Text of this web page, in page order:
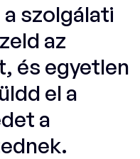
szolgálati
az
és egyetlen
el a
a